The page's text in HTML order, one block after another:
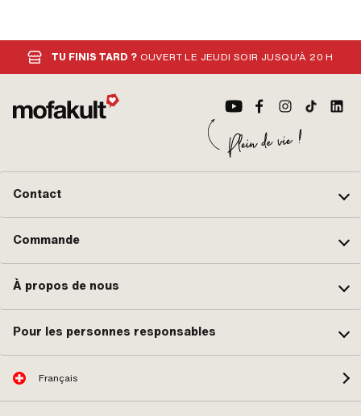
TU FINIS TARD ? OUVERT LE JEUDI SOIR JUSQU'À 20 H
Contact
Commande
À propos de nous
Pour les personnes responsables
Français